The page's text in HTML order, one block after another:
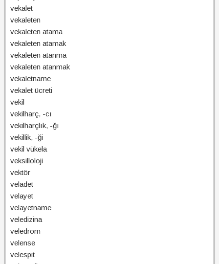
vekalet
vekaleten
vekaleten atama
vekaleten atamak
vekaleten atanma
vekaleten atanmak
vekaletname
vekalet ücreti
vekil
vekilharç, -cı
vekilharçlık, -ğı
vekillik, -ği
vekil vükela
veksilloloji
vektör
veladet
velayet
velayetname
veledizina
veledrom
velense
velespit